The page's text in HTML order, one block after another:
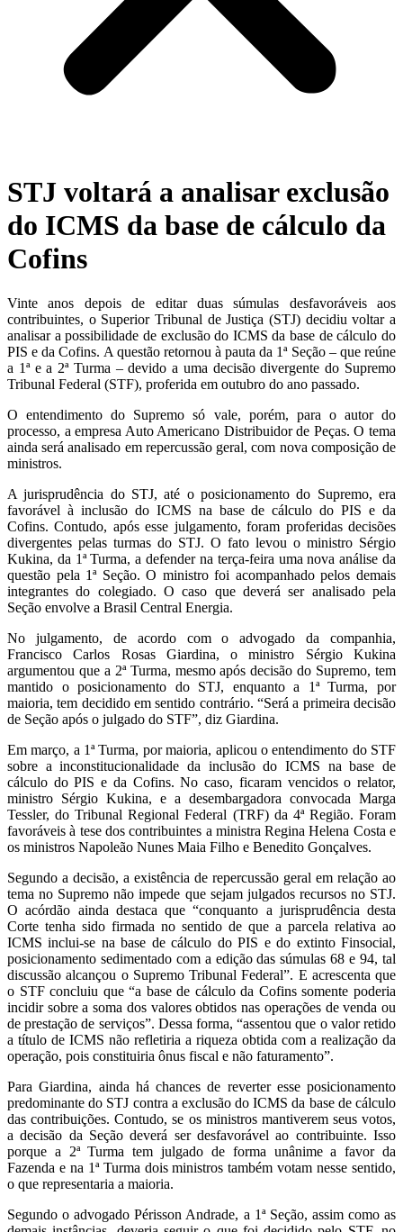
STJ voltará a analisar exclusão
do ICMS da base de cálculo da
Cofins
Vinte anos depois de editar duas súmulas desfavoráveis aos
contribuintes, o Superior Tribunal de Justiça (STJ) decidiu voltar a
analisar a possibilidade de exclusão do ICMS da base de cálculo do
PIS e da Cofins. A questão retornou à pauta da 1ª Seção – que reúne
a 1ª e a 2ª Turma – devido a uma decisão divergente do Supremo
Tribunal Federal (STF), proferida em outubro do ano passado.
O entendimento do Supremo só vale, porém, para o autor do
processo, a empresa Auto Americano Distribuidor de Peças. O tema
ainda será analisado em repercussão geral, com nova composição de
ministros.
A jurisprudência do STJ, até o posicionamento do Supremo, era
favorável à inclusão do ICMS na base de cálculo do PIS e da
Cofins. Contudo, após esse julgamento, foram proferidas decisões
divergentes pelas turmas do STJ. O fato levou o ministro Sérgio
Kukina, da 1ª Turma, a defender na terça-feira uma nova análise da
questão pela 1ª Seção. O ministro foi acompanhado pelos demais
integrantes do colegiado. O caso que deverá ser analisado pela
Seção envolve a Brasil Central Energia.
No julgamento, de acordo com o advogado da companhia,
Francisco Carlos Rosas Giardina, o ministro Sérgio Kukina
argumentou que a 2ª Turma, mesmo após decisão do Supremo, tem
mantido o posicionamento do STJ, enquanto a 1ª Turma, por
maioria, tem decidido em sentido contrário. “Será a primeira decisão
de Seção após o julgado do STF”, diz Giardina.
Em março, a 1ª Turma, por maioria, aplicou o entendimento do STF
sobre a inconstitucionalidade da inclusão do ICMS na base de
cálculo do PIS e da Cofins. No caso, ficaram vencidos o relator,
ministro Sérgio Kukina, e a desembargadora convocada Marga
Tessler, do Tribunal Regional Federal (TRF) da 4ª Região. Foram
favoráveis à tese dos contribuintes a ministra Regina Helena Costa e
os ministros Napoleão Nunes Maia Filho e Benedito Gonçalves.
Segundo a decisão, a existência de repercussão geral em relação ao
tema no Supremo não impede que sejam julgados recursos no STJ.
O acórdão ainda destaca que “conquanto a jurisprudência desta
Corte tenha sido firmada no sentido de que a parcela relativa ao
ICMS inclui-se na base de cálculo do PIS e do extinto Finsocial,
posicionamento sedimentado com a edição das súmulas 68 e 94, tal
discussão alcançou o Supremo Tribunal Federal”. E acrescenta que
o STF concluiu que “a base de cálculo da Cofins somente poderia
incidir sobre a soma dos valores obtidos nas operações de venda ou
de prestação de serviços”. Dessa forma, “assentou que o valor retido
a título de ICMS não refletiria a riqueza obtida com a realização da
operação, pois constituiria ônus fiscal e não faturamento”.
Para Giardina, ainda há chances de reverter esse posicionamento
predominante do STJ contra a exclusão do ICMS da base de cálculo
das contribuições. Contudo, se os ministros mantiverem seus votos,
a decisão da Seção deverá ser desfavorável ao contribuinte. Isso
porque a 2ª Turma tem julgado de forma unânime a favor da
Fazenda e na 1ª Turma dois ministros também votam nesse sentido,
o que representaria a maioria.
Segundo o advogado Périsson Andrade, a 1ª Seção, assim como as